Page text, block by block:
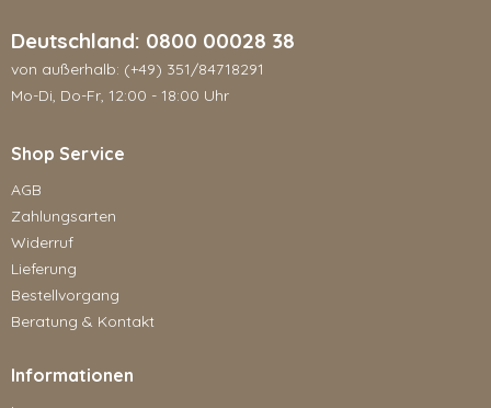
Deutschland: 0800 00028 38
von außerhalb: (+49) 351/84718291
Mo-Di, Do-Fr, 12:00 - 18:00 Uhr
Shop Service
AGB
Zahlungsarten
Widerruf
Lieferung
Bestellvorgang
Beratung & Kontakt
Informationen